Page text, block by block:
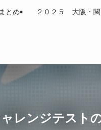
とめ ２０２５ 大阪・関
レンジテスト